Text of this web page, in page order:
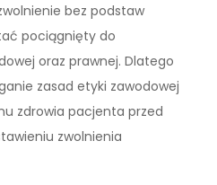
bez podstaw
pociągnięty do
oraz prawnej. Dlatego
zasad etyki zawodowej
zdrowia pacjenta przed
zwolnienia